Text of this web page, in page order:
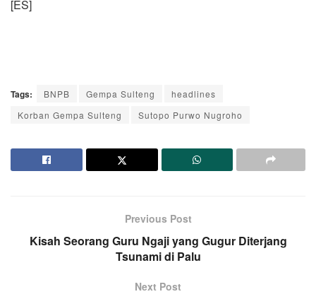
[ES]
Tags: BNPB Gempa Sulteng
headlines
Korban Gempa Sulteng
Sutopo Purwo Nugroho
Previous Post
Kisah Seorang Guru Ngaji yang Gugur Diterjang
Tsunami di Palu
Next Post